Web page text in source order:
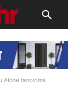
Alone fanovima